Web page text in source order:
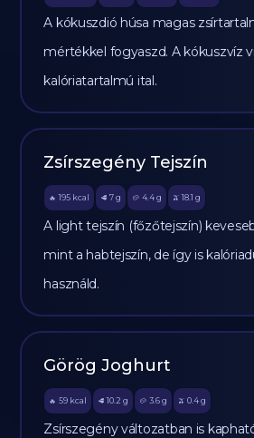
A kókuszdió húsa magas
mértékkel fogyaszd. A kókuszvíz
kalóriatartalmú ital.
Zsírszegény Tejszín
🔥 195 kcal 🥩 7 g 🥔 4.4g 🫒 18.1 g
A light tejszín (főzőtejszín)
mint a habtejszín, de így is
használd.
Görög Joghurt
🔥 59 kcal 🥩 10.2 g 🥔 3.6g 🫒 0.4 g
Zsírszegény változatban is